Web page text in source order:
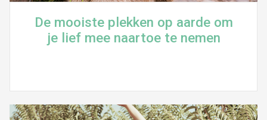
De mooiste plekken op aarde om
je lief mee naartoe te nemen